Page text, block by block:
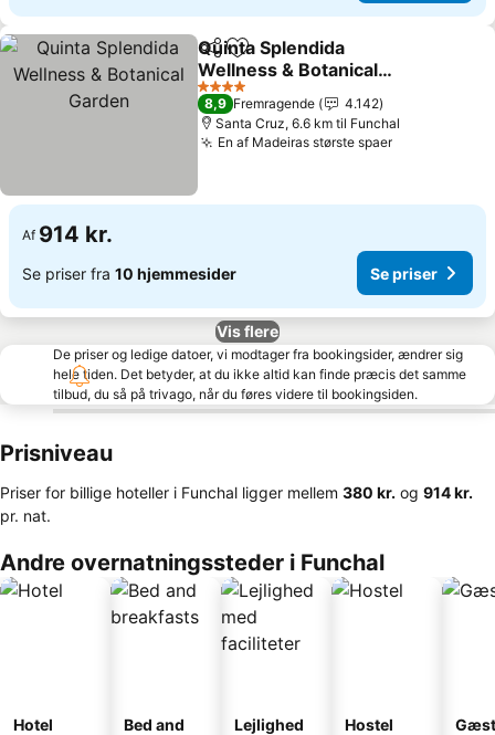
Del Føj til favoritter
Quinta Splendida
Wellness & Botanical
Garden
4 Stjerner
8,9 Fremragende
4.142
Santa Cruz, 6.6 km til Funchal
En af Madeiras største spaer
Af 914 kr.
Se priser fra 10 hjemmesider Se priser
Vis flere
De priser og ledige datoer, vi modtager fra bookingsider, ændrer sig
hele tiden. Det betyder, at du ikke altid kan finde præcis det samme
tilbud, du så på trivago, når du føres videre til bookingsiden.
Prisniveau
Priser for billige hoteller i Funchal ligger mellem ‎380 kr. og ‎914 kr.
pr. nat.
Andre overnatningssteder i Funchal
Hotel
Bed and
Lejlighed
Hostel